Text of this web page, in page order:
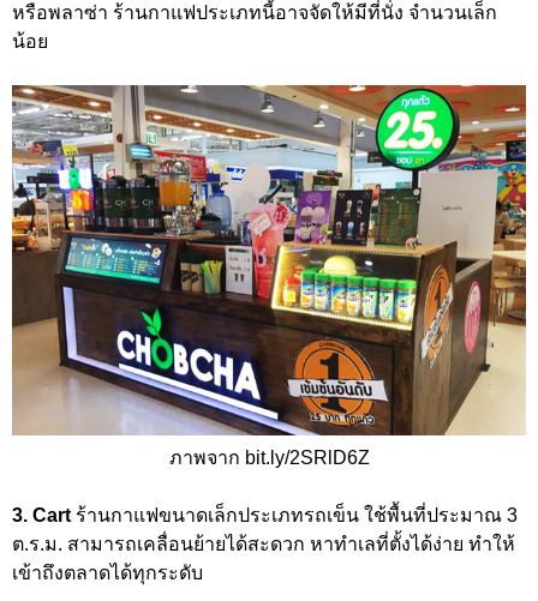
หรือพลาซ่า ร้านกาแฟประเภทนี้อาจจัดให้มีที่นั่ง จำนวนเล็ก
น้อย
ภาพจาก bit.ly/2SRlD6Z
3. Cartร้านกาแฟขนาดเล็กประเภทรถเข็น ใช้พื้นที่ประมาณ 3
ต.ร.ม. สามารถเคลื่อนย้ายได้สะดวก หาทำเลที่ตั้งได้ง่าย ทำให้
เข้าถึงตลาดได้ทุกระดับ